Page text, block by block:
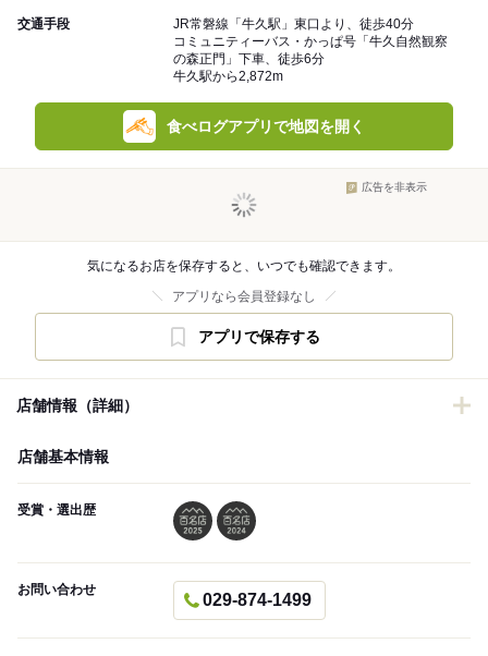
交通手段
JR常磐線「牛久駅」東口より、徒歩40分
コミュニティーバス・かっぱ号「牛久自然観察
の森正門」下車、徒歩6分
牛久駅から2,872m
食べログアプリで地図を開く
広告を非表示
気になるお店を保存すると、いつでも確認できます。
アプリなら会員登録なし
アプリで保存する
店舗情報（詳細）
店舗基本情報
受賞・選出歴
お問い合わせ
029-874-1499